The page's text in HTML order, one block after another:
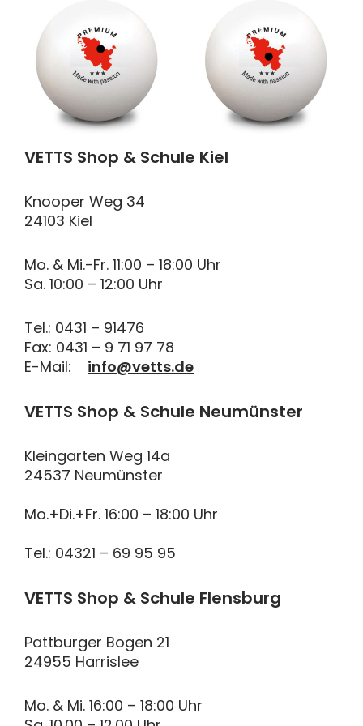
VETTS Shop & Schule Kiel
Knooper Weg 34
24103 Kiel
Mo. & Mi.-Fr. 11:00 – 18:00 Uhr
Sa. 10:00 – 12:00 Uhr
Tel.: 0431 – 91476
Fax: 0431 – 9 71 97 78
E-Mail: info@vetts.de
VETTS Shop & Schule Neumünster
Kleingarten Weg 14a
24537 Neumünster
Mo.+Di.+Fr. 16:00 – 18:00 Uhr
Tel.: 04321 – 69 95 95
VETTS Shop & Schule Flensburg
Pattburger Bogen 21
24955 Harrislee
Mo. & Mi. 16:00 – 18:00 Uhr